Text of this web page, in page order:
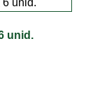
unid.